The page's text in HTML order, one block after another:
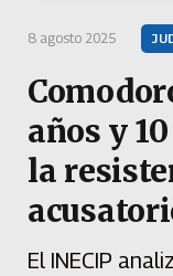
8 agosto 2025
años y
la
El INECIP